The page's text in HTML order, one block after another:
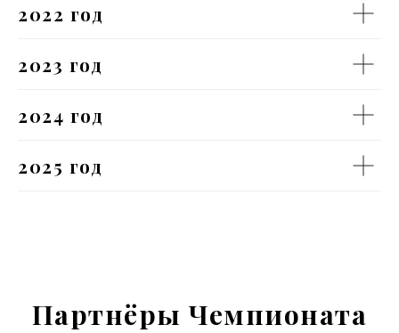
2022 год
2023 год
2024 год
2025 год
Партнёры Чемпионата